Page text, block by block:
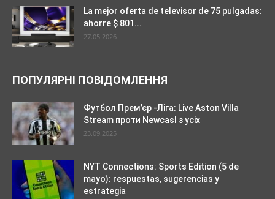
La mejor oferta de televisor de 75 pulgadas:
ahorre $ 801...
27.05.2026
ПОПУЛЯРНІ ПОВІДОМЛЕННЯ
Футбол Прем’єр -Ліга: Live Aston Villa
Stream проти Newcasl з усіх
23.09.2025
NYT Connections: Sports Edition (5 de
mayo): respuestas, sugerencias y
estrategia